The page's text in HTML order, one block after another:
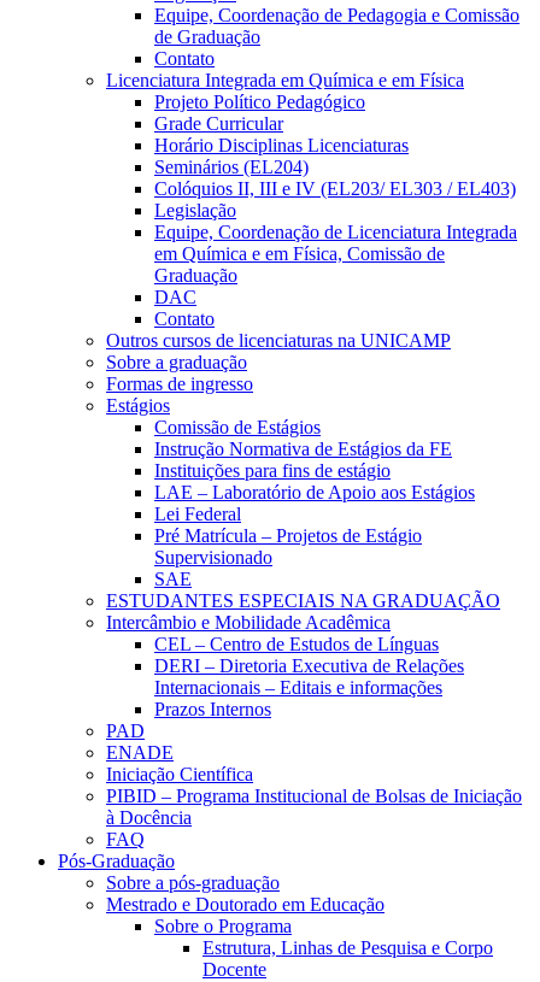
Equipe, Coordenação de Pedagogia e Comissão
de Graduação
Contato
Licenciatura Integrada em Química e em Física
Projeto Político Pedagógico
Grade Curricular
Horário Disciplinas Licenciaturas
Seminários (EL204)
Colóquios II, III e IV (EL203/ EL303 / EL403)
Legislação
Equipe, Coordenação de Licenciatura Integrada
em Química e em Física, Comissão de
Graduação
DAC
Contato
Outros cursos de licenciaturas na UNICAMP
Sobre a graduação
Formas de ingresso
Estágios
Comissão de Estágios
Instrução Normativa de Estágios da FE
Instituições para fins de estágio
LAE – Laboratório de Apoio aos Estágios
Lei Federal
Pré Matrícula – Projetos de Estágio
Supervisionado
SAE
ESTUDANTES ESPECIAIS NA GRADUAÇÃO
Intercâmbio e Mobilidade Acadêmica
CEL – Centro de Estudos de Línguas
DERI – Diretoria Executiva de Relações
Internacionais – Editais e informações
Prazos Internos
PAD
ENADE
Iniciação Científica
PIBID – Programa Institucional de Bolsas de Iniciação
à Docência
FAQ
Pós-Graduação
Sobre a pós-graduação
Mestrado e Doutorado em Educação
Sobre o Programa
Estrutura, Linhas de Pesquisa e Corpo
Docente